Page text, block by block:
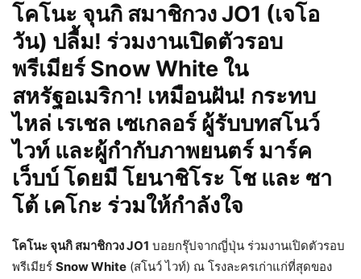
โคโนะ จุนกิ สมาชิกวง JO1 (เจโอ
วัน) ปลื้ม! ร่วมงานเปิดตัวรอบ
พรีเมียร์ Snow White ใน
สหรัฐอเมริกา! เหมือนฝัน! กระทบ
ไหล่ เรเชล เซเกลอร์ ผู้รับบทสโนว์
ไวท์ และผู้กำกับภาพยนตร์ มาร์ค
เว็บบ์ โดยมี โยนาชิโระ โช และ ซา
โต้ เคโกะ ร่วมให้กำลังใจ
โคโนะ จุนกิ สมาชิกวง JO1 บอยกรุ๊ปจากญี่ปุ่น ร่วมงานเปิดตัวรอบ
พรีเมียร์ Snow White (สโนว์ ไวท์) ณ โรงละครเก่าแก่ที่สุดของ